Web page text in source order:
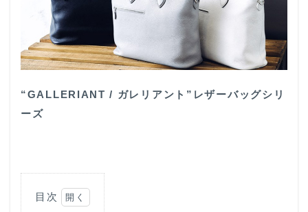
“GALLERIANT / ガレリアント”レザーバッグシリ
ーズ
目次